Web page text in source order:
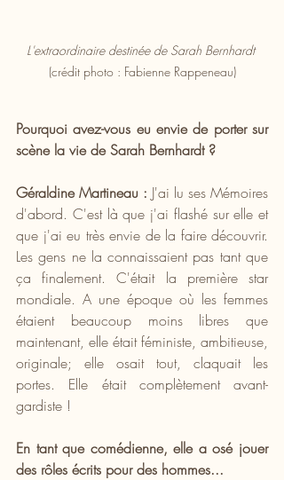
L'extraordinaire destinée de Sarah Bernhardt
(crédit photo : Fabienne Rappeneau)
Pourquoi avez-vous eu envie de porter sur
scène la vie de Sarah Bernhardt ?
Géraldine Martineau : J'ai lu ses Mémoires
d'abord. C'est là que j'ai flashé sur elle et
que j'ai eu très envie de la faire découvrir.
Les gens ne la connaissaient pas tant que
ça finalement. C'était la première star
mondiale. A une époque où les femmes
étaient beaucoup moins libres que
maintenant, elle était féministe, ambitieuse,
originale; elle osait tout, claquait les
portes. Elle était complètement avant-
gardiste !
En tant que comédienne, elle a osé jouer
des rôles écrits pour des hommes...